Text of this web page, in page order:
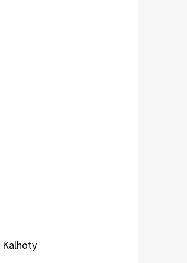
Kalhoty